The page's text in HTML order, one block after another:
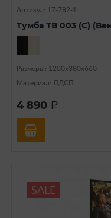
Артикул: 17-782-1
Тумба ТВ 003 (С)
Размеры: 1200х380х660
Материал: ЛДСП
4 890 a
SALE